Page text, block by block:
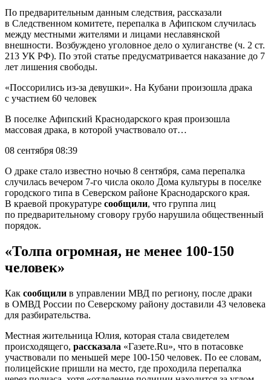
По предварительным данным следствия, рассказали
в Следственном комитете, перепалка в Афипском случилась
между местными жителями и лицами неславянской
внешности. Возбуждено уголовное дело о хулиганстве (ч. 2 ст.
213 УК РФ). По этой статье предусматривается наказание до 7
лет лишения свободы.
«Поссорились из-за девушки». На Кубани произошла драка
с участием 60 человек
В поселке Афипский Краснодарского края произошла
массовая драка, в которой участвовало от…
08 сентября 08:39
О драке стало известно ночью 8 сентября, сама перепалка
случилась вечером 7-го числа около Дома культуры в поселке
городского типа в Северском районе Краснодарского края.
В краевой прокуратуре сообщили, что группа лиц
по предварительному сговору грубо нарушила общественный
порядок.
«Толпа огромная, не менее 100-150
человек»
Как сообщили в управлении МВД по региону, после драки
в ОМВД России по Северскому району доставили 43 человека
для разбирательства.
Местная жительница Юлия, которая стала свидетелем
происходящего, рассказала «Газете.Ru», что в потасовке
участвовали по меньшей мере 100-150 человек. По ее словам,
полицейские пришли на место, где проходила перепалка